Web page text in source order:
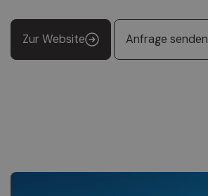
Zur Website Anfrage senden